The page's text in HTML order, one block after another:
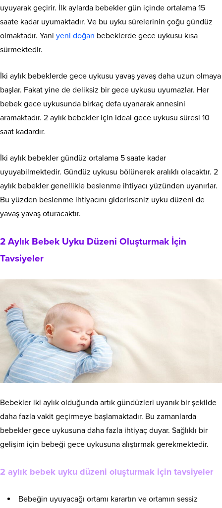
uyuyarak geçirir. İlk aylarda bebekler gün içinde ortalama 15
saate kadar uyumaktadır. Ve bu uyku sürelerinin çoğu gündüz
olmaktadır. Yani yeni doğan bebeklerde gece uykusu kısa
sürmektedir.
İki aylık bebeklerde gece uykusu yavaş yavaş daha uzun olmaya
başlar. Fakat yine de deliksiz bir gece uykusu uyumazlar. Her
bebek gece uykusunda birkaç defa uyanarak annesini
aramaktadır. 2 aylık bebekler için ideal gece uykusu süresi 10
saat kadardır.
İki aylık bebekler gündüz ortalama 5 saate kadar
uyuyabilmektedir. Gündüz uykusu bölünerek aralıklı olacaktır. 2
aylık bebekler genellikle beslenme ihtiyacı yüzünden uyanırlar.
Bu yüzden beslenme ihtiyacını giderirseniz uyku düzeni de
yavaş yavaş oturacaktır.
2 Aylık Bebek Uyku Düzeni Oluşturmak İçin
Tavsiyeler
Bebekler iki aylık olduğunda artık gündüzleri uyanık bir şekilde
daha fazla vakit geçirmeye başlamaktadır. Bu zamanlarda
bebekler gece uykusuna daha fazla ihtiyaç duyar. Sağlıklı bir
gelişim için bebeği gece uykusuna alıştırmak gerekmektedir.
2 aylık bebek uyku düzeni oluşturmak için tavsiyeler
Bebeğin uyuyacağı ortamı karartın ve ortamın sessiz